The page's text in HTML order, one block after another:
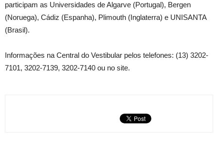
participam as Universidades de Algarve (Portugal), Bergen
(Noruega), Cádiz (Espanha), Plimouth (Inglaterra) e UNISANTA
(Brasil).
Informações na Central do Vestibular pelos telefones: (13) 3202-
7101, 3202-7139, 3202-7140 ou no site.